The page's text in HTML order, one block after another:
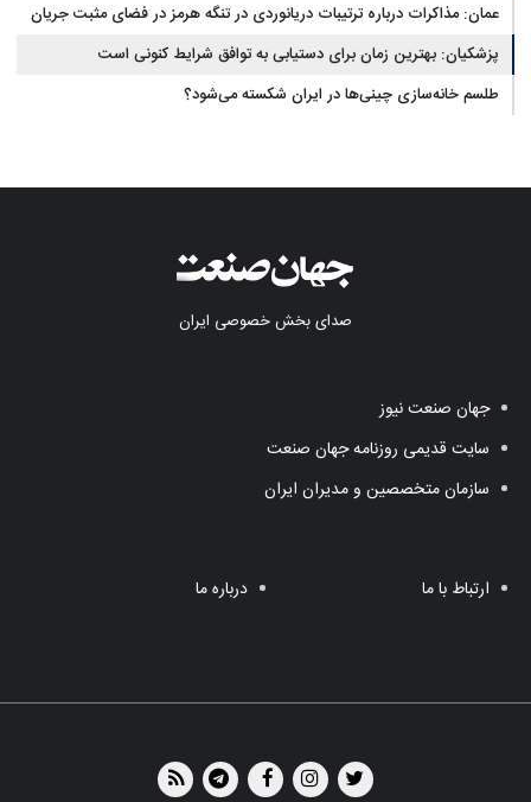
عمان: مذاکرات درباره ترتیبات دریانوردی در تنگه هرمز در فضای مثبت جریان
دارد
پزشکیان‌: بهترین زمان برای دستیابی به توافق شرایط کنونی است
طلسم خانه‌سازی چینی‌ها در ایران شکسته می‌شود؟
صدای بخش خصوصی ایران
جهان صنعت نیوز
سایت قدیمی روزنامه جهان صنعت
سازمان متخصصین و مدیران ایران
ارتباط با ما درباره ما